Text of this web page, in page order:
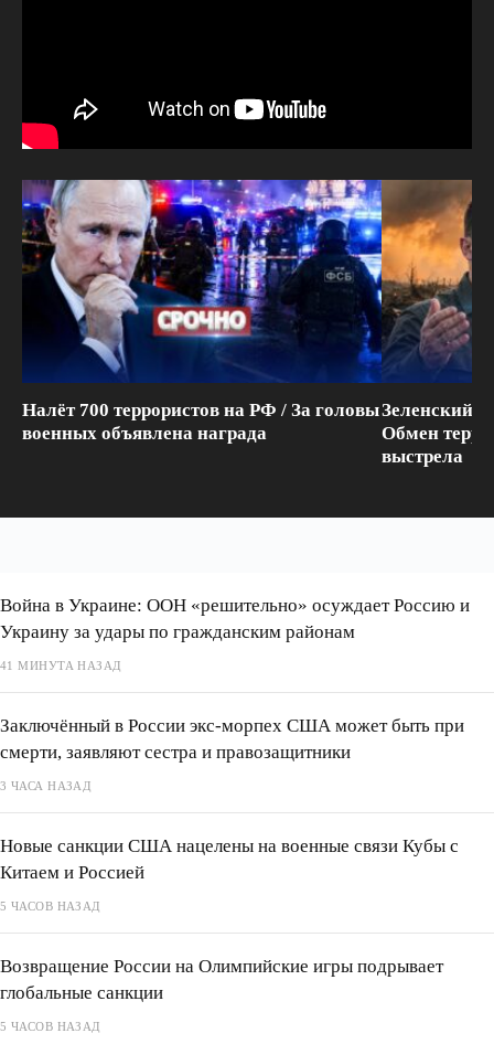
Налёт 700 террористов на РФ / За головы
военных объявлена награда
Зеленский
Обмен
выстрела
Война в Украине: ООН «решительно» осуждает Россию и
Украину за удары по гражданским районам
41 МИНУТА НАЗАД
Заключённый в России экс-морпех США может быть при
смерти, заявляют сестра и правозащитники
3 ЧАСА НАЗАД
Новые санкции США нацелены на военные связи Кубы с
Китаем и Россией
5 ЧАСОВ НАЗАД
Возвращение России на Олимпийские игры подрывает
глобальные санкции
5 ЧАСОВ НАЗАД